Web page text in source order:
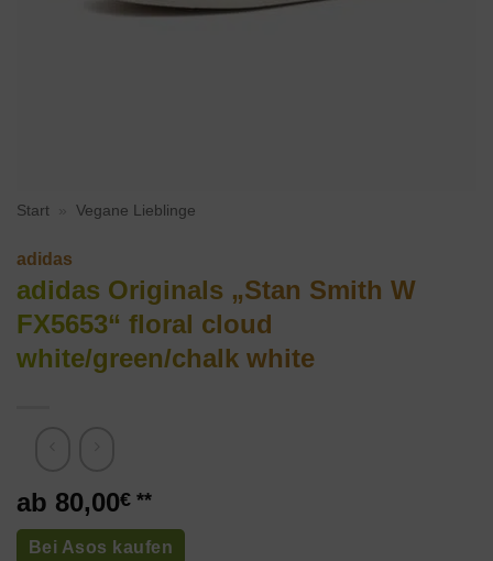
Start Vegane Lieblinge
adidas
adidas Originals „Stan Smith W
FX5653“ floral cloud
white/green/chalk white
80,00€
Bei Asos kaufen